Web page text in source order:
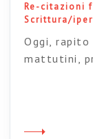
Re-citazioni
Scrittura/
Oggi, rapito
mattutini,
autore.